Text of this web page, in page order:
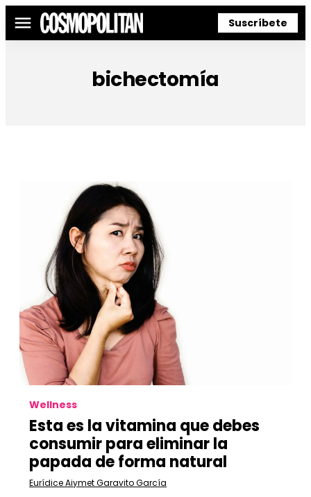
Menú Suscríbete
bichectomía
Wellness
Esta es la vitamina que debes
consumir para eliminar la
papada de forma natural
Eurídice Aiymet Garavito García